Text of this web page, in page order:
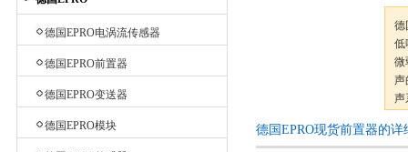
德国EPRO电涡流传感器
德国EPRO前置器
德国EPRO变送器
德国EPRO模块
德
低
微
声
声
德国EPRO现货前置器的详